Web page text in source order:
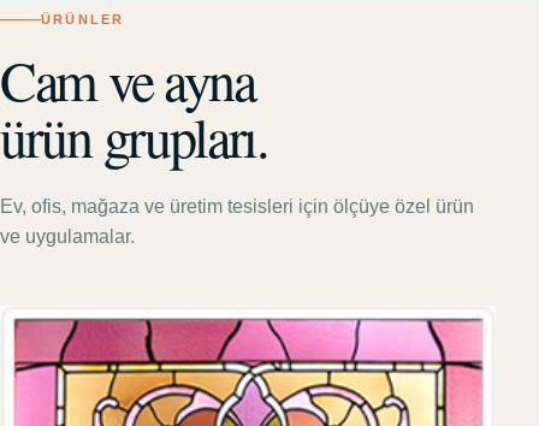
ÜRÜNLER
Cam ve ayna
ürün grupları.
Ev, ofis, mağaza ve üretim tesisleri için ölçüye özel ürün
ve uygulamalar.